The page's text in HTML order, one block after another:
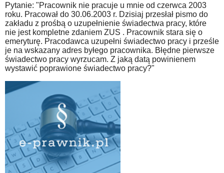
Pytanie: "Pracownik nie pracuje u mnie od czerwca 2003
roku. Pracował do 30.06.2003 r. Dzisiaj przesłał pismo do
zakładu z prośbą o uzupełnienie świadectwa pracy, które
nie jest kompletne zdaniem ZUS . Pracownik stara się o
emeryturę. Pracodawca uzupełni świadectwo pracy i prześle
je na wskazany adres byłego pracownika. Błędne pierwsze
świadectwo pracy wyrzucam. Z jaką datą powinienem
wystawić poprawione świadectwo pracy?"